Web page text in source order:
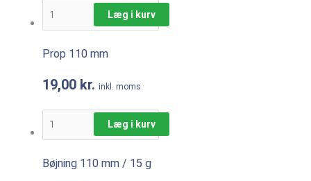
Læg i kurv
Prop 110 mm
19,00 kr. inkl. moms
Læg i kurv
Bøjning 110 mm / 15 g